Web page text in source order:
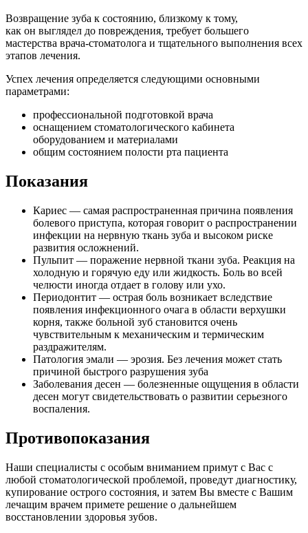
Возвращение зуба к состоянию, близкому к тому,
как он выглядел до повреждения, требует большего
мастерства врача-стоматолога и тщательного выполнения всех
этапов лечения.
Успех лечения определяется следующими основными
параметрами:
профессиональной подготовкой врача
оснащением стоматологического кабинета
оборудованием и материалами
общим состоянием полости рта пациента
Показания
Кариес — самая распространенная причина появления
болевого приступа, которая говорит о распространении
инфекции на нервную ткань зуба и высоком риске
развития осложнений.
Пульпит — поражение нервной ткани зуба. Реакция на
холодную и горячую еду или жидкость. Боль во всей
челюсти иногда отдает в голову или ухо.
Периодонтит — острая боль возникает вследствие
появления инфекционного очага в области верхушки
корня, также больной зуб становится очень
чувствительным к механическим и термическим
раздражителям.
Патология эмали — эрозия. Без лечения может стать
причиной быстрого разрушения зуба
Заболевания десен — болезненные ощущения в области
десен могут свидетельствовать о развитии серьезного
воспаления.
Противопоказания
Наши специалисты с особым вниманием примут с Вас с
любой стоматологической проблемой, проведут диагностику,
купирование острого состояния, и затем Вы вместе с Вашим
лечащим врачем примете решение о дальнейшем
восстановлении здоровья зубов.